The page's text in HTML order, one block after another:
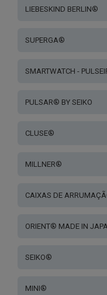
LIEBESKIND BERLIN®
SUPERGA®
SMARTWATCH -
PULSAR® BY SEIKO
CLUSE®
MILLNER®
CAIXAS DE
ORIENT® MADE IN
SEIKO®
MINI®